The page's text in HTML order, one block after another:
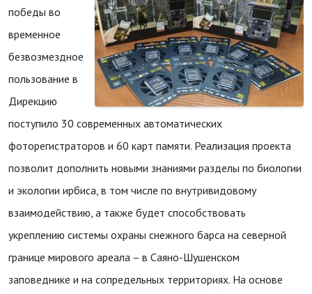
победы во
временное
безвозмездное
пользование в
Дирекцию
поступило 30 современных автоматических
фоторегистраторов и 60 карт памяти. Реализация проекта
позволит дополнить новыми знаниями разделы по биологии
и экологии ирбиса, в том числе по внутривидовому
взаимодействию, а также будет способствовать
укреплению системы охраны снежного барса на северной
границе мирового ареала – в Саяно-Шушенском
заповеднике и на сопредельных территориях. На основе